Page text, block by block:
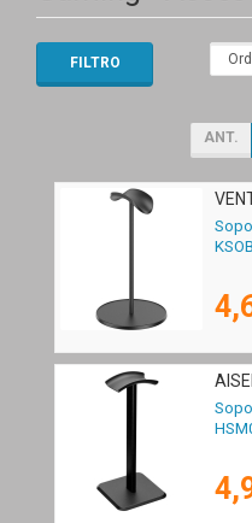
FILTRO
ANT.